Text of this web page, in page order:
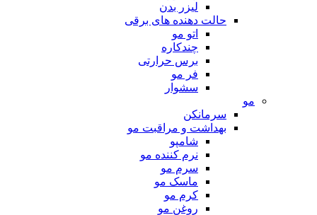
لیزر بدن
حالت دهنده های برقی
اتو مو
چندکاره
برس حرارتی
فر مو
سشوار
مو
سرمانکن
بهداشت و مراقبت مو
شامپو
نرم کننده مو
سرم مو
ماسک مو
کرم مو
روغن مو